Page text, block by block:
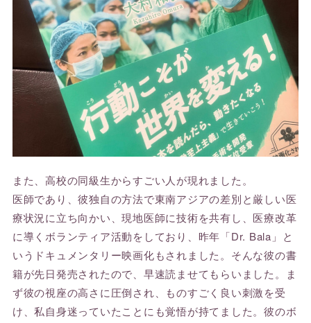
また、高校の同級生からすごい人が現れました。
医師であり、彼独自の方法で東南アジアの差別と厳しい医
療状況に立ち向かい、現地医師に技術を共有し、医療改革
に導くボランティア活動をしており、昨年「Dr. Bala」と
いうドキュメンタリー映画化もされました。そんな彼の書
籍が先日発売されたので、早速読ませてもらいました。ま
ず彼の視座の高さに圧倒され、ものすごく良い刺激を受
け、私自身迷っていたことにも覚悟が持てました。彼のボ